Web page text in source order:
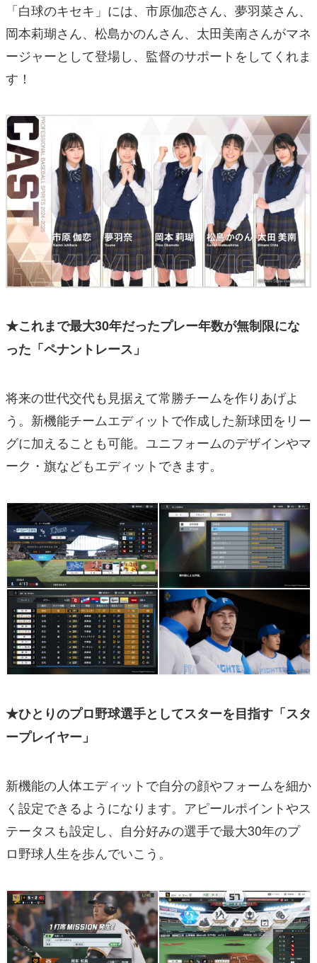
「白球のキセキ」には、市原伽恋さん、夢羽菜さん、
岡本莉瑚さん、松島かのんさん、太田美南さんがマネ
ージャーとして登場し、監督のサポートをしてくれま
す！
★これまで最大30年だったプレー年数が無制限にな
った「ペナントレース」
将来の世代交代も見据えて常勝チームを作りあげよ
う。新機能チームエディットで作成した新球団をリー
グに加えることも可能。ユニフォームのデザインやマ
ーク・旗などもエディットできます。
★ひとりのプロ野球選手としてスターを目指す「スタ
ープレイヤー」
新機能の人体エディットで自分の顔やフォームを細か
く設定できるようになります。アピールポイントやス
テータスも設定し、自分好みの選手で最大30年のプ
ロ野球人生を歩んでいこう。